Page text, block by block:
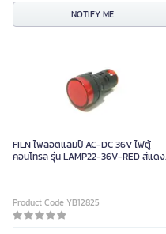
NOTIFY ME
FILN ไพลอตแลมป์ AC-DC 36V ไฟตู้
คอนโทรล รุ่น LAMP22-36V-RED สีแดง
Product Code YB12825